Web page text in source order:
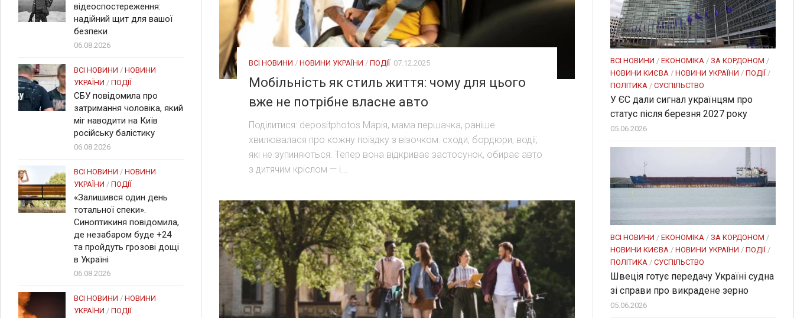
ВСІ НОВИНИ / НОВИНИ УКРАЇНИ / ПОДІЇ 07.12.2025
Мобільність як стиль життя: чому для цього
вже не потрібне власне авто
Поділитися: depositphotos Марія, мама першачка, раніше
хвилювалася про кожну поїздку з візочком: сходи, бордюри, водії,
які не зупиняються. Тепер вона відкриває застосунок, обирає авто
з дитячим кріслом — і...
відеоспостереження:
надійний щит для вашої
безпеки
06.08.2026
ВСІ НОВИНИ / НОВИНИ
УКРАЇНИ / ПОДІЇ
СБУ повідомила про
затримання чоловіка, який
міг наводити на Київ
російську балістику
06.08.2026
ВСІ НОВИНИ / НОВИНИ
УКРАЇНИ / ПОДІЇ
«Залишився один день
тотальної спеки».
Синоптикиня повідомила,
де незабаром буде +24
та пройдуть грозові дощі
в Україні
06.08.2026
ВСІ НОВИНИ / НОВИНИ
УКРАЇНИ / ПОДІЇ
ВСІ НОВИНИ / ЕКОНОМІКА / ЗА КОРДОНОМ /
НОВИНИ КИЄВА / НОВИНИ УКРАЇНИ / ПОДІЇ /
ПОЛІТИКА / СУСПІЛЬСТВО
У ЄС дали сигнал українцям про
статус після березня 2027 року
05.06.2026
ВСІ НОВИНИ / ЕКОНОМІКА / ЗА КОРДОНОМ /
НОВИНИ КИЄВА / НОВИНИ УКРАЇНИ / ПОДІЇ/
ПОЛІТИКА / СУСПІЛЬСТВО
Швеція готує передачу Україні судна
зі справи про викрадене зерно
05.06.2026